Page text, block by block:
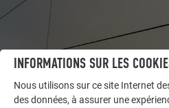
INFORMATIONS SUR LES
Nous utilisons sur ce site Internet
des données, à assurer une